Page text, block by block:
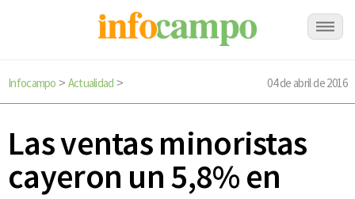
Infocampo > Actualidad > 04 de abril de 2016
Las ventas minoristas
cayeron un 5,8% en